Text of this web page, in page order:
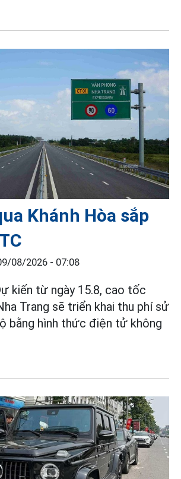
Khánh Hòa sắp
08/2026 - 07:08
kiến từ ngày 15.8, cao tốc
Trang sẽ triển khai thu phí sử
bằng hình thức điện tử không